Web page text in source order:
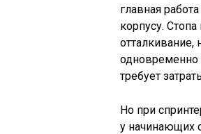
главная
корпусу.
отталкивание,
одновременно
требует
Но при
у начинающих